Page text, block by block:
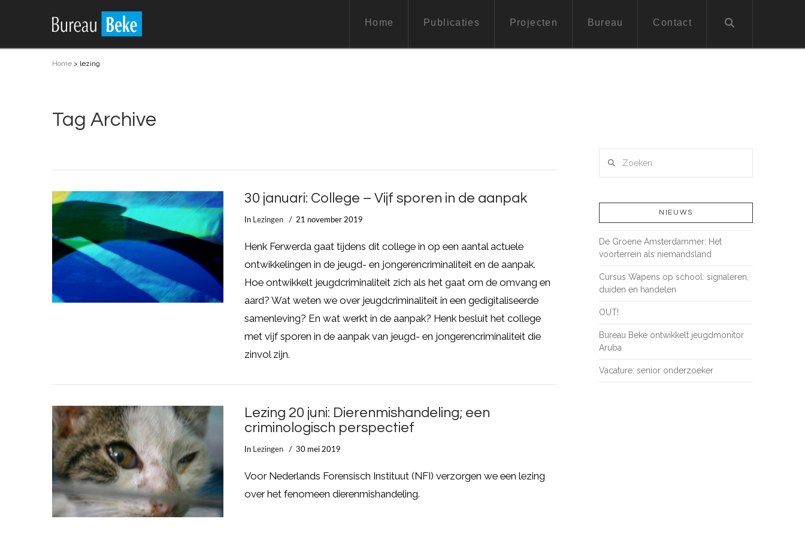
Home Publicaties Projecten Bureau Contact
Home > lezing
Tag Archive
LEES MEER
30 januari: College – Vijf sporen in de aanpak
In Lezingen 21 november 2019
Henk Ferwerda gaat tijdens dit college in op een aantal actuele
ontwikkelingen in de jeugd- en jongerencriminaliteit en de aanpak.
Hoe ontwikkelt jeugdcriminaliteit zich als het gaat om de omvang en
aard? Wat weten we over jeugdcriminaliteit in een gedigitaliseerde
samenleving? En wat werkt in de aanpak? Henk besluit het college
met vijf sporen in de aanpak van jeugd- en jongerencriminaliteit die
zinvol zijn.
Lezing 20 juni: Dierenmishandeling; een
criminologisch perspectief
In Lezingen 30 mei 2019
Voor Nederlands Forensisch Instituut (NFI) verzorgen we een lezing
over het fenomeen dierenmishandeling.
NIEUWS
De Groene Amsterdammer: Het
voorterrein als niemandsland
Cursus Wapens op school: signaleren,
duiden en handelen
OUT!
Bureau Beke ontwikkelt jeugdmonitor
Aruba
Vacature: senior onderzoeker